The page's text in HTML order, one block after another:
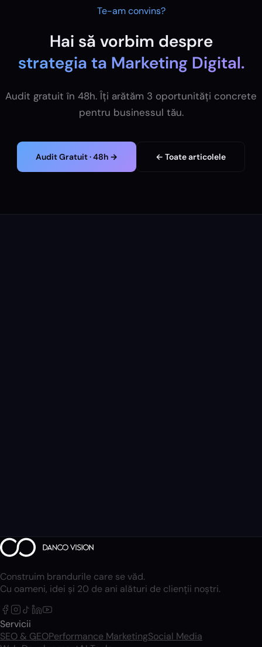
Te-am convins?
Hai să vorbim despre
strategia ta Marketing Digital.
Audit gratuit în 48h. Îți arătăm 3 oportunități concrete
pentru businessul tău.
Audit Gratuit · 48h → ← Toate articolele
Construim brandurile care se văd.
Cu oameni, idei și 20 de ani alături de clienții noștri.
Servicii
SEO & GEOPerformance MarketingSocial Media